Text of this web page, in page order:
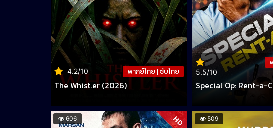
4.2/10 พากย์ไทย | ซับไทย
The Whistler (2026)
5.5/10
Special Op: Rent-a-
606 HD 509